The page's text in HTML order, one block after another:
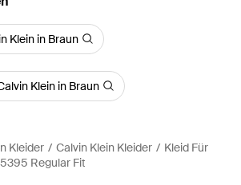
Klein in Braun
Klein in Braun
Kleider Calvin Klein Kleider
Kleid Für
Regular Fit